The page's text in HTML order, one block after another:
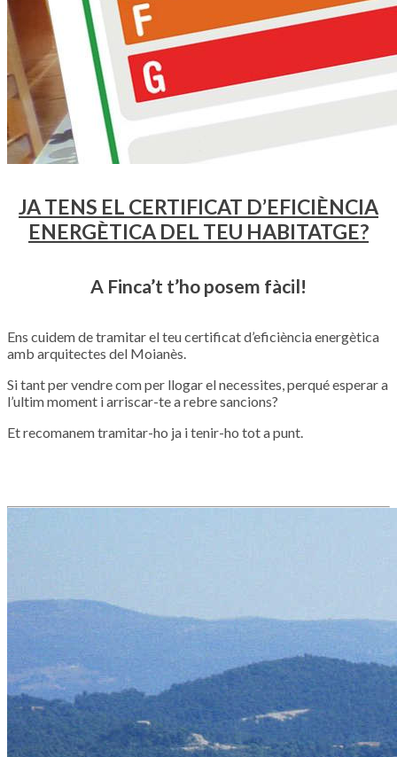
JA TENS EL CERTIFICAT D’EFICIÈNCIA
ENERGÈTICA DEL TEU HABITATGE?
A Finca’t t’ho posem fàcil!
Ens cuidem de tramitar el teu certificat d’eficiència energètica
amb arquitectes del Moianès.
Si tant per vendre com per llogar el necessites, perqué esperar a
l’ultim moment i arriscar-te a rebre sancions?
Et recomanem tramitar-ho ja i tenir-ho tot a punt.